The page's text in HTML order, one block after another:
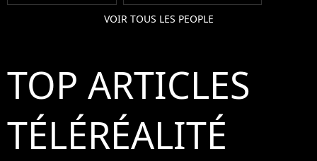
VOIR TOUS LES PEOPLE
TOP ARTICLES
TÉLÉRÉALITÉ